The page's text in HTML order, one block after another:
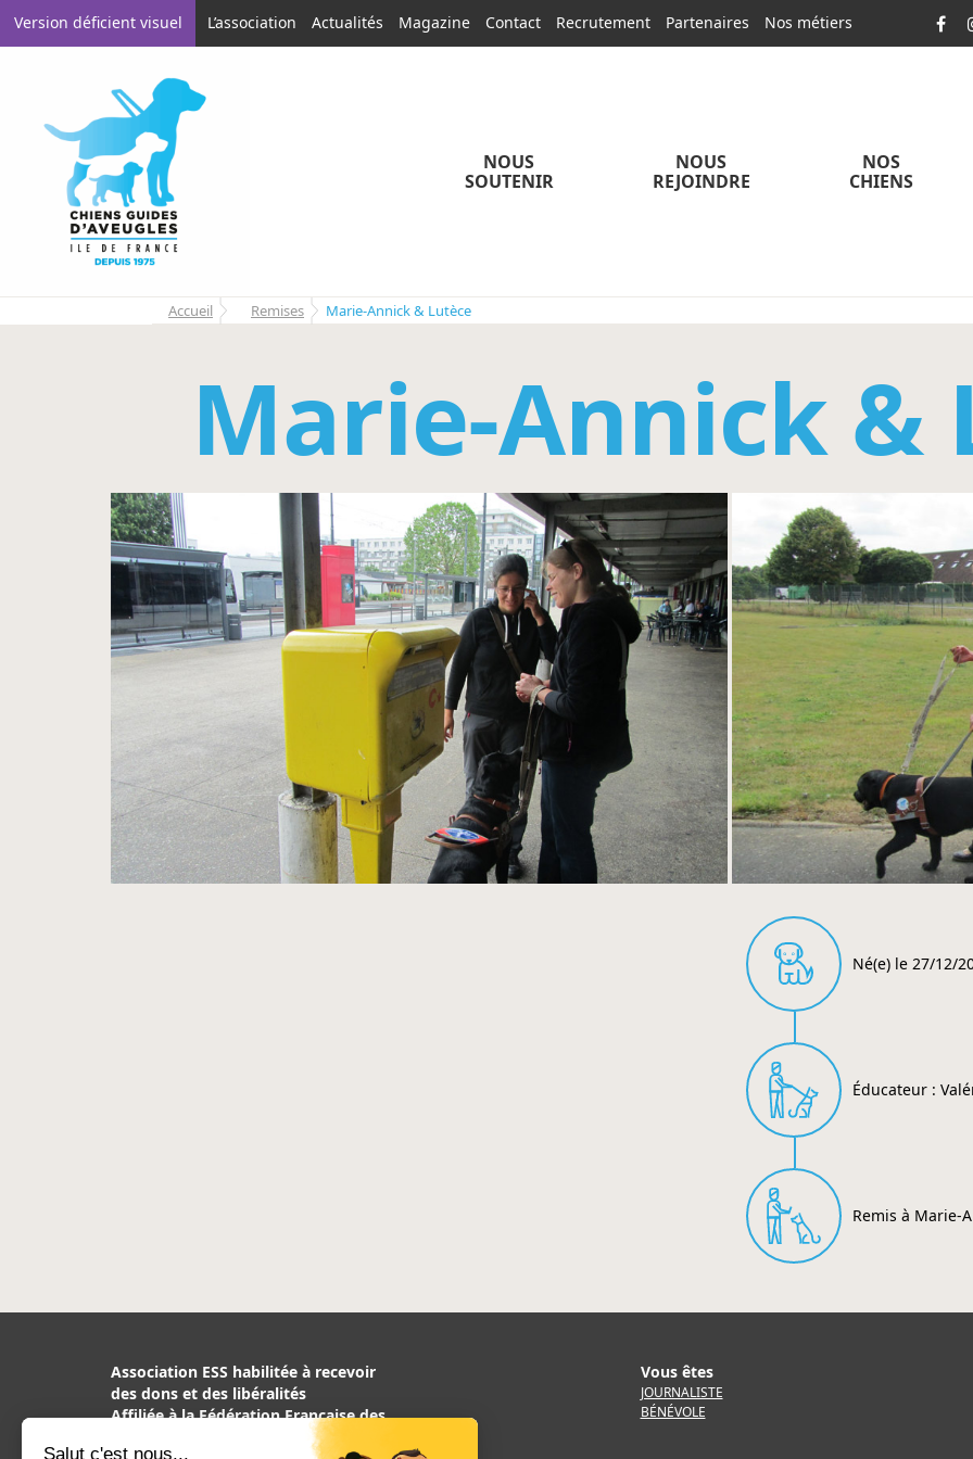
Aller
Aller
Version déficient visuel L’association Actualités Magazine Contact Recrutement Partenaires Nos métiers
NOUS
SOUTENIR
NOUS
REJOINDRE
NOS
CHIENS
Accueil Remises Marie-Annick & Lutèce
Marie-Annick &
Né(e) le 27/12/
Éducateur :
Remis à Marie-
Association ESS habilitée à recevoir
des dons et des libéralités
Affiliée à la Fédération Française des
Associations de Chiens guides
Vous êtes
JOURNALISTE
BÉNÉVOLE